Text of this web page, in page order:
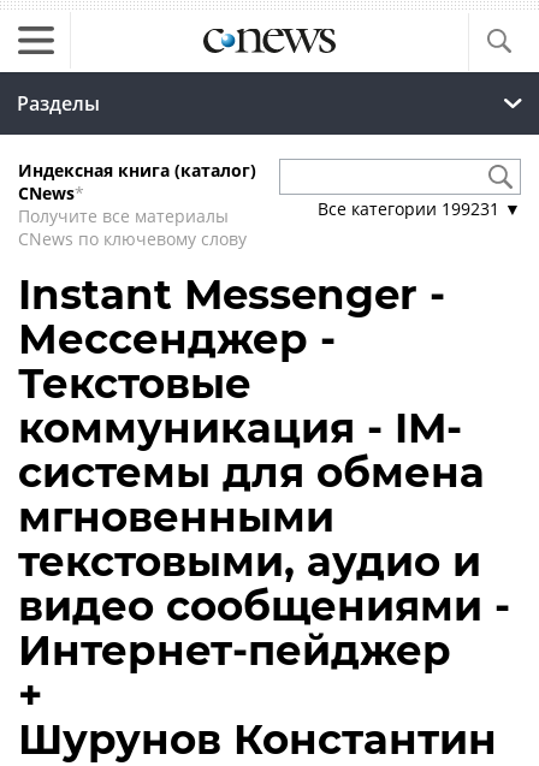
Разделы
Индексная книга (каталог)
CNews*
Получите все материалы
CNews по ключевому слову
Все категории 199231 ▼
Instant Messenger -
Мессенджер -
Текстовые
коммуникация - IM-
системы для обмена
мгновенными
текстовыми, аудио и
видео сообщениями -
Интернет-пейджер
+
Шурунов Константин